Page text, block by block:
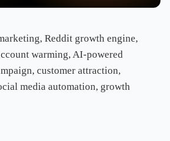
Reddit growth engine,
warming, AI-powered
customer attraction,
media automation, growth